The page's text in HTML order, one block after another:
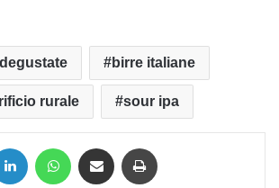
birre italiane
rurale sour ipa
LinkedIn WhatsApp Condividi via mail